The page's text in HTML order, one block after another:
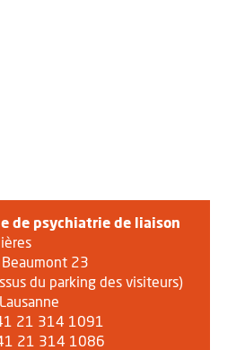
de psychiatrie de liaison
Beaumont 23
du parking des visiteurs)
21 314 1091
21 314 1086